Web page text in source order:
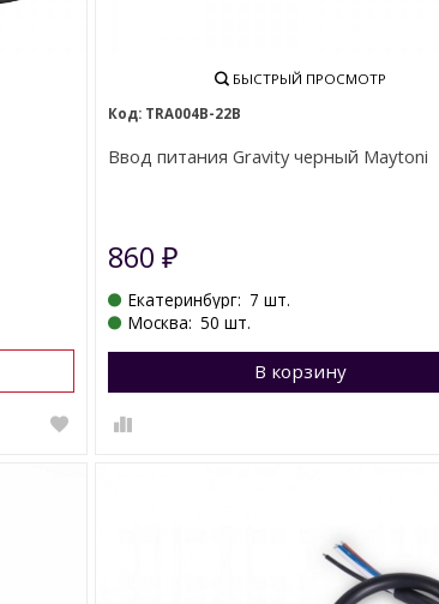
БЫСТРЫЙ ПРОСМОТР
TRA004B-22B
Ввод питания Gravity черный Maytoni
860₽
Екатеринбург: 7 шт.
Москва: 50 шт.
В корзину